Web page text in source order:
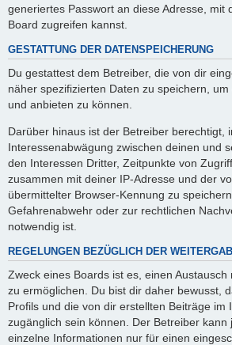
generiertes Passwort an diese Adresse, mit
Board zugreifen kannst.
GESTATTUNG DER DATENSPEICHERUNG
Du gestattest dem Betreiber, die von dir
näher spezifizierten Daten zu speichern,
und anbieten zu können.
Darüber hinaus ist der Betreiber berechtigt,
Interessenabwägung zwischen deinen und
den Interessen Dritter, Zeitpunkte von
zusammen mit deiner IP-Adresse und der
übermittelter Browser-Kennung zu
Gefahrenabwehr oder zur rechtlichen
notwendig ist.
REGELUNGEN BEZÜGLICH DER
Zweck eines Boards ist es, einen
zu ermöglichen. Du bist dir daher bewusst,
Profils und die von dir erstellten Beiträge im
zugänglich sein können. Der Betreiber kann
einzelne Informationen nur für einen